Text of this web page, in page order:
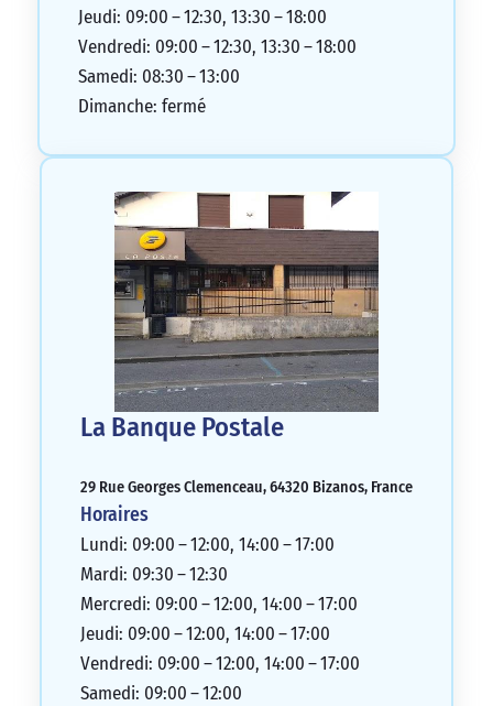
Jeudi: 09:00 – 12:30, 13:30 – 18:00
Vendredi: 09:00 – 12:30, 13:30 – 18:00
Samedi: 08:30 – 13:00
Dimanche: fermé
La Banque Postale
29 Rue Georges Clemenceau, 64320 Bizanos, France
Horaires
Lundi: 09:00 – 12:00, 14:00 – 17:00
Mardi: 09:30 – 12:30
Mercredi: 09:00 – 12:00, 14:00 – 17:00
Jeudi: 09:00 – 12:00, 14:00 – 17:00
Vendredi: 09:00 – 12:00, 14:00 – 17:00
Samedi: 09:00 – 12:00